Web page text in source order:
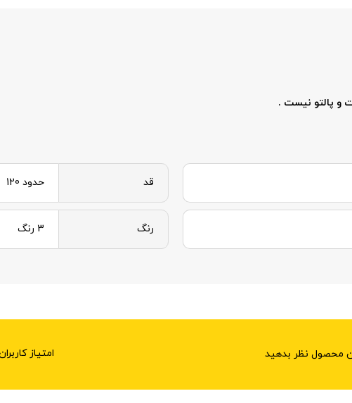
و پالتو نیست .
قد حدود 120
رنگ 3 رنگ
محصول نظر بدهید امتیاز